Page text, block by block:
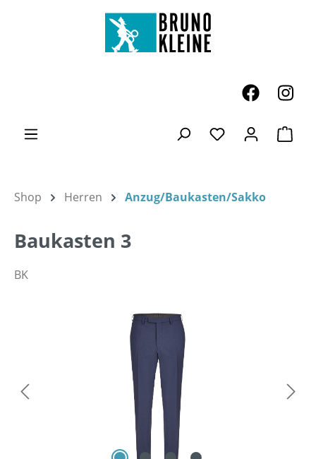
Zum Hauptinhalt springen
Du hast 0
Shop Herren Anzug/Baukasten/Sakko
Baukasten 3
BK
Bildergalerie überspringen